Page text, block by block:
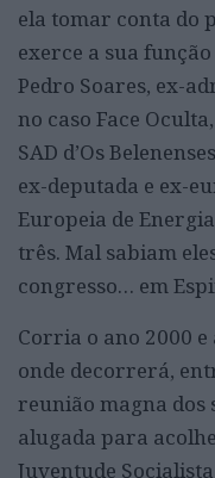
ela tomar conta do
exerce a sua
Pedro Soares, ex-
no caso Face
SAD d’Os
ex-deputada e ex-
Europeia de
três. Mal sabiam
congresso… em
Corria o ano 2000
onde decorrerá,
reunião magna dos
alugada para
Juventude